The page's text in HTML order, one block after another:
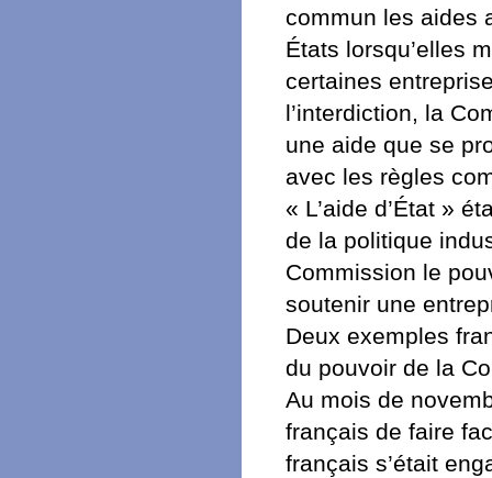
commun les aides
États lorsqu’elles
certaines
l’interdiction, la
une aide que se
avec les règles
« L’aide d’État »
de la politique
Commission le
soutenir une
Deux exemples
du pouvoir de la
Au mois de
français de faire
français s’était